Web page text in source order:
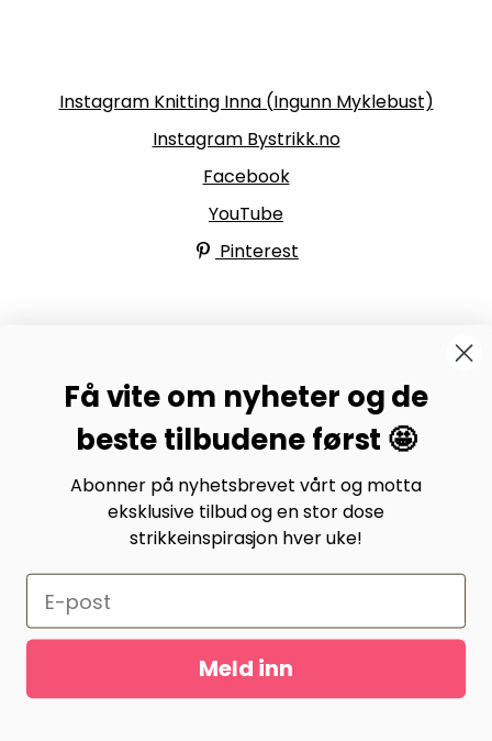
Instagram Knitting Inna (Ingunn Myklebust)
Instagram Bystrikk.no
Facebook
YouTube
Pinterest
Bli medlem av Bystrikk-forumet vårt på Facebook og
møt både designere og teststrikkere, samt 31.000
andre Bystrikkere som deler erfaringer, bilder og
inspirasjon.
Bli medlem her.
Få vite om nyheter og de
beste tilbudene først 🤩
Abonner på nyhetsbrevet vårt og motta
eksklusive tilbud og en stor dose
strikkeinspirasjon hver uke!
Meld inn